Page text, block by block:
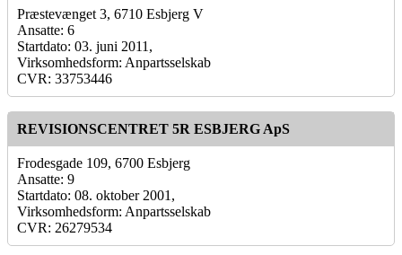
Præstevænget 3, 6710 Esbjerg V
Ansatte: 6
Startdato: 03. juni 2011,
Virksomhedsform: Anpartsselskab
CVR: 33753446
REVISIONSCENTRET 5R ESBJERG ApS
Frodesgade 109, 6700 Esbjerg
Ansatte: 9
Startdato: 08. oktober 2001,
Virksomhedsform: Anpartsselskab
CVR: 26279534